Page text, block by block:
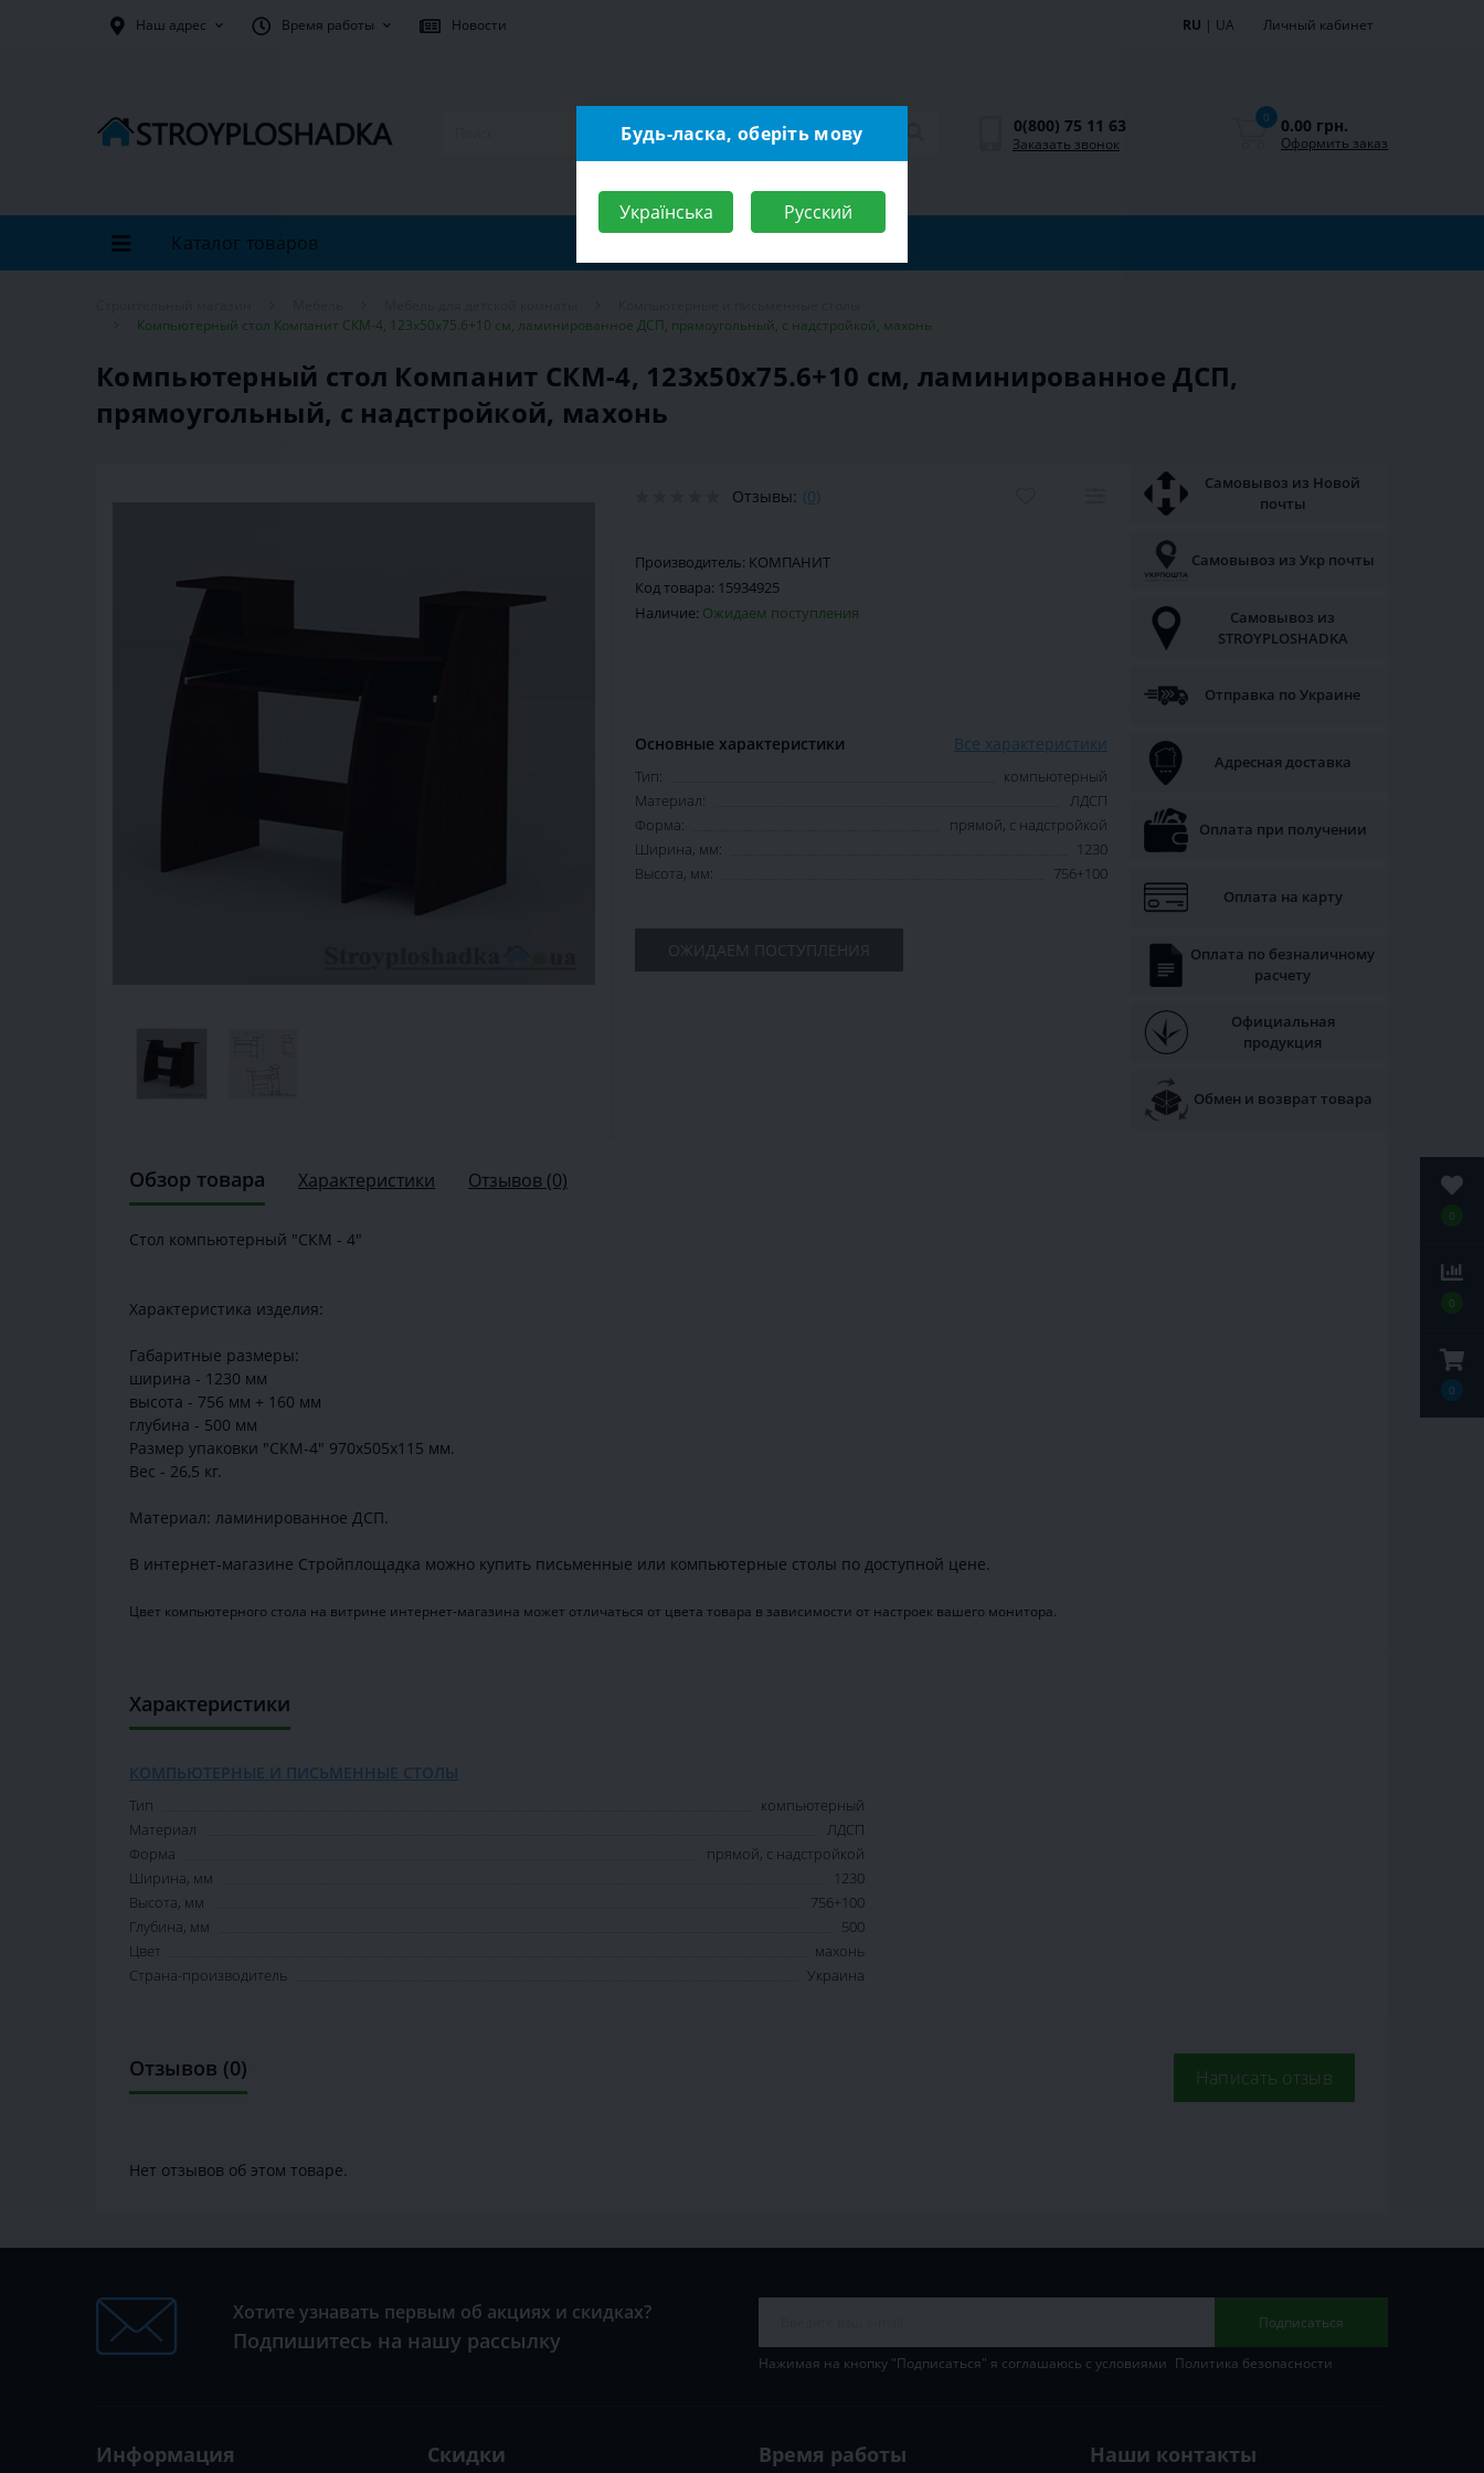
0
0
0
Наш адрес Время работы Новости RU | UA Личный кабинет
0(800) 75 11 63
Заказать звонок
0 0.00 грн.
Оформить заказ
Каталог товаров
Компьютерный стол Компанит СКМ-4, 123х50х75.6+10 см, ламинированное ДСП, прямоугольный, с надстройкой, махонь
Компьютерный стол Компанит СКМ-4, 123х50х75.6+10 см, ламинированное ДСП,
прямоугольный, с надстройкой, махонь
Отзывы: (0)
Производитель: КОМПАНИТ
Код товара: 15934925
Наличие: Ожидаем поступления
Основные характеристики Все характеристики
Тип:
компьютерный
Материал:
ЛДСП
Форма:
прямой, с надстройкой
Ширина, мм:
1230
Высота, мм:
756+100
ОЖИДАЕМ ПОСТУПЛЕНИЯ
Самовывоз из Новой
почты
Самовывоз из Укр почты
Самовывоз из
STROYPLOSHADKA
Отправка по Украине
Адресная доставка
Оплата при получении
Оплата на карту
Оплата по безналичному
расчету
Официальная
продукция
Обмен и возврат товара
Обзор товара Характеристики Отзывов (0)
Стол компьютерный "СКМ - 4"
Характеристика изделия:
Габаритные размеры:
ширина - 1230 мм
высота - 756 мм + 160 мм
глубина - 500 мм
Размер упаковки "СКМ-4" 970х505х115 мм.
Вес - 26,5 кг.
Материал: ламинированное ДСП.
В интернет-магазине Стройплощадка можно купить письменные или компьютерные столы по доступной цене.
Цвет компьютерного стола на витрине интернет-магазина может отличаться от цвета товара в зависимости от настроек вашего монитора.
Характеристики
КОМПЬЮТЕРНЫЕ И ПИСЬМЕННЫЕ СТОЛЫ
Тип
компьютерный
Материал
ЛДСП
Форма
прямой, с надстройкой
Ширина, мм
1230
Высота, мм
756+100
Глубина, мм
500
Цвет
махонь
Страна-производитель
Украина
Отзывов (0) Написать отзыв
Нет отзывов об этом товаре.
Хотите узнавать первым об акциях и скидках?
Подпишитесь на нашу рассылку
Подписаться
Нажимая на кнопку "Подписаться" я соглашаюсь с условиями Политика безопасности
Информация Скидки Время работы Наши контакты
Будь-ласка, оберіть мову
Українська Русский